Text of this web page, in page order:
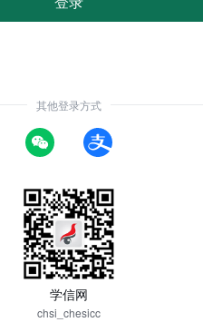
其他登录方式
学信网
chsi_chesicc